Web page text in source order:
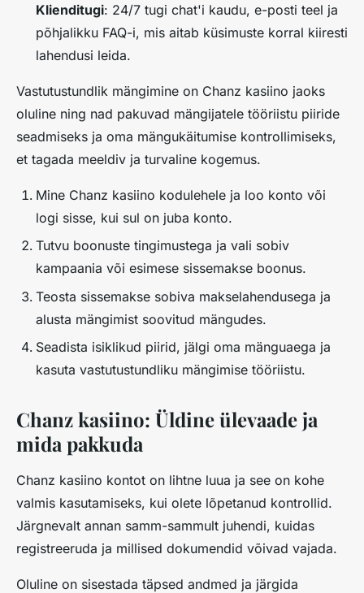
Klienditugi: 24/7 tugi chat'i kaudu, e-posti teel ja
põhjalikku FAQ-i, mis aitab küsimuste korral kiiresti
lahendusi leida.
Vastutustundlik mängimine on Chanz kasiino jaoks
oluline ning nad pakuvad mängijatele tööriistu piiride
seadmiseks ja oma mängukäitumise kontrollimiseks,
et tagada meeldiv ja turvaline kogemus.
Mine Chanz kasiino kodulehele ja loo konto või
logi sisse, kui sul on juba konto.
Tutvu boonuste tingimustega ja vali sobiv
kampaania või esimese sissemakse boonus.
Teosta sissemakse sobiva makselahendusega ja
alusta mängimist soovitud mängudes.
Seadista isiklikud piirid, jälgi oma mänguaega ja
kasuta vastutustundliku mängimise tööriistu.
Chanz kasiino: Üldine ülevaade ja
mida pakkuda
Chanz kasiino kontot on lihtne luua ja see on kohe
valmis kasutamiseks, kui olete lõpetanud kontrollid.
Järgnevalt annan samm-sammult juhendi, kuidas
registreeruda ja millised dokumendid võivad vajada.
Oluline on sisestada täpsed andmed ja järgida